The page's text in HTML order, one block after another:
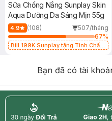
Sữa Chống Nắng Sunplay Skin
Aqua Dưỡng Da Sáng Mịn 55g
4.9 (108)
507/tháng
67%
Bill 199K Sunplay tặng Tinh Chất
Bạn đã có tài